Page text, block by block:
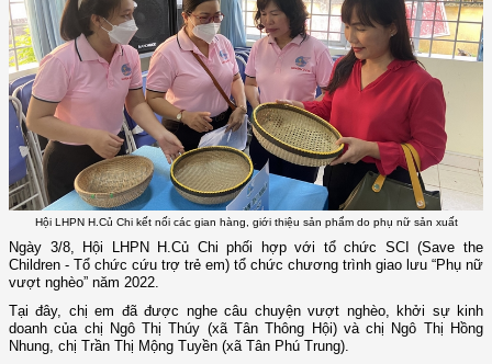
Hội LHPN H.Củ Chi kết nối các gian hàng, giới thiệu sản phẩm do phụ nữ sản xuất
Ngày 3/8, Hội LHPN H.Củ Chi phối hợp với tổ chức SCI (Save the
Children - Tổ chức cứu trợ trẻ em) tổ chức chương trình giao lưu “Phụ nữ
vượt nghèo” năm 2022.
Tại đây, chị em đã được nghe câu chuyện vượt nghèo, khởi sự kinh
doanh của chị Ngô Thị Thúy (xã Tân Thông Hội) và chị Ngô Thị Hồng
Nhung, chị Trần Thị Mộng Tuyền (xã Tân Phú Trung).